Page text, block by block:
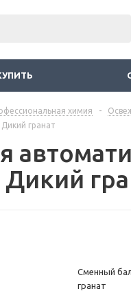
химия -
гранат
Сменный
гранат